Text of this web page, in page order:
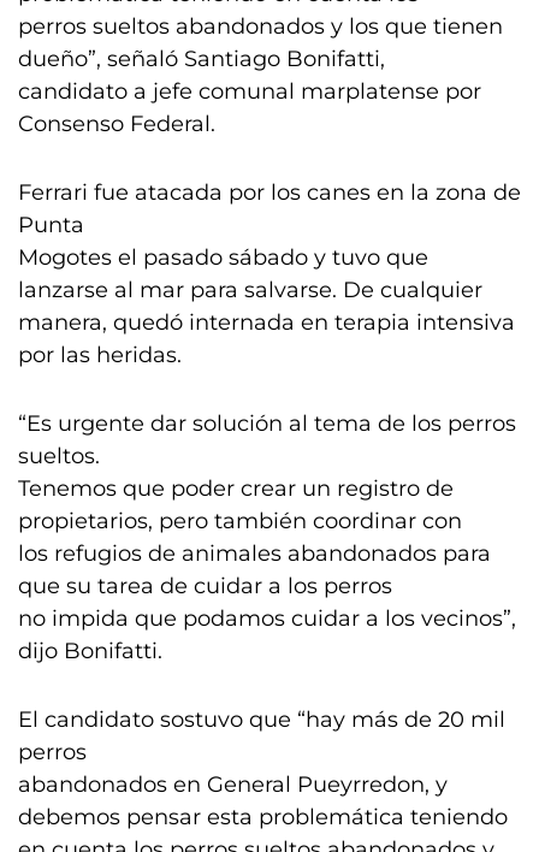
perros sueltos abandonados y los que tienen
dueño”, señaló Santiago Bonifatti,
candidato a jefe comunal marplatense por
Consenso Federal.
Ferrari fue atacada por los canes en la zona de
Punta
Mogotes el pasado sábado y tuvo que
lanzarse al mar para salvarse. De cualquier
manera, quedó internada en terapia intensiva
por las heridas.
“Es urgente dar solución al tema de los perros
sueltos.
Tenemos que poder crear un registro de
propietarios, pero también coordinar con
los refugios de animales abandonados para
que su tarea de cuidar a los perros
no impida que podamos cuidar a los vecinos”,
dijo Bonifatti.
El candidato sostuvo que “hay más de 20 mil
perros
abandonados en General Pueyrredon, y
debemos pensar esta problemática teniendo